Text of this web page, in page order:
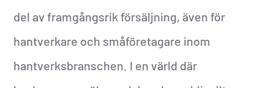
del av framgångsrik försäljning, även för
hantverkare och småföretagare inom
hantverksbranschen. I en värld där